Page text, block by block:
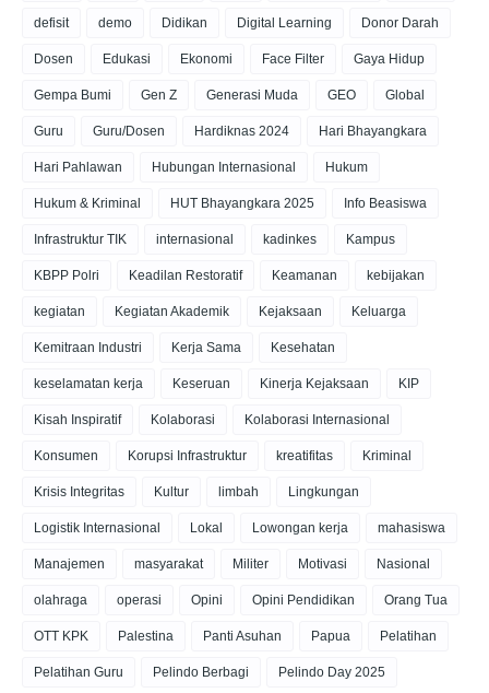
defisit demo Didikan Digital Learning Donor Darah
Dosen Edukasi Ekonomi Face Filter Gaya Hidup
Gempa Bumi Gen Z Generasi Muda GEO Global
Guru Guru/Dosen Hardiknas 2024 Hari Bhayangkara
Hari Pahlawan Hubungan Internasional Hukum
Hukum & Kriminal HUT Bhayangkara 2025 Info Beasiswa
Infrastruktur TIK internasional kadinkes Kampus
KBPP Polri Keadilan Restoratif Keamanan kebijakan
kegiatan Kegiatan Akademik Kejaksaan Keluarga
Kemitraan Industri Kerja Sama Kesehatan
keselamatan kerja Keseruan Kinerja Kejaksaan KIP
Kisah Inspiratif Kolaborasi Kolaborasi Internasional
Konsumen Korupsi Infrastruktur kreatifitas Kriminal
Krisis Integritas Kultur limbah Lingkungan
Logistik Internasional Lokal Lowongan kerja mahasiswa
Manajemen masyarakat Militer Motivasi Nasional
olahraga operasi Opini Opini Pendidikan Orang Tua
OTT KPK Palestina Panti Asuhan Papua Pelatihan
Pelatihan Guru Pelindo Berbagi Pelindo Day 2025